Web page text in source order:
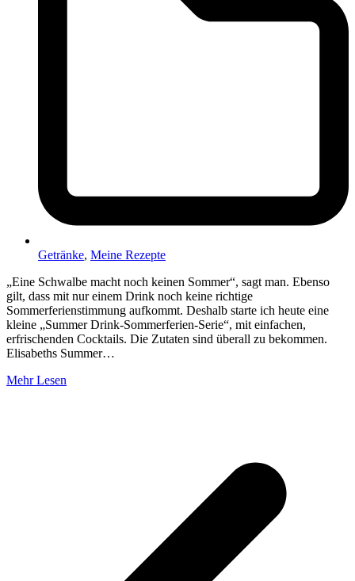
Getränke, Meine Rezepte
„Eine Schwalbe macht noch keinen Sommer“, sagt man. Ebenso
gilt, dass mit nur einem Drink noch keine richtige
Sommerferienstimmung aufkommt. Deshalb starte ich heute eine
kleine „Summer Drink-Sommerferien-Serie“, mit einfachen,
erfrischenden Cocktails. Die Zutaten sind überall zu bekommen.
Elisabeths Summer…
Mehr Lesen